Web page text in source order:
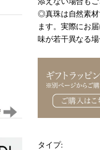
◎真珠は自然素材
ます。 実際にお
味が若干異なる場
タイプ: